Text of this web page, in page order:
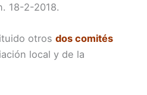
18-2-2018.
otrosdos comités
local y de la